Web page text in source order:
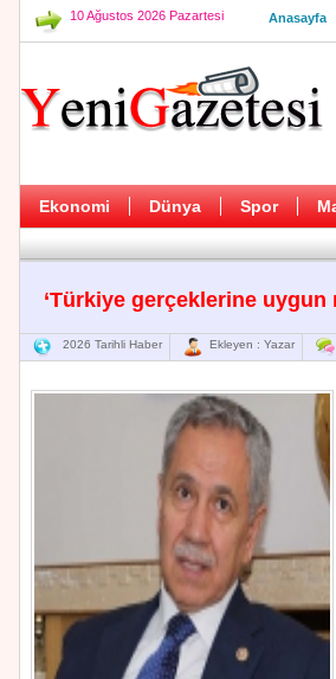
10 Ağustos 2026 Pazartesi Anasayfa
Ekonomi Dünya Spor
‘Türkiye gerçeklerine uygun
2026 Tarihli Haber Ekleyen : Yazar